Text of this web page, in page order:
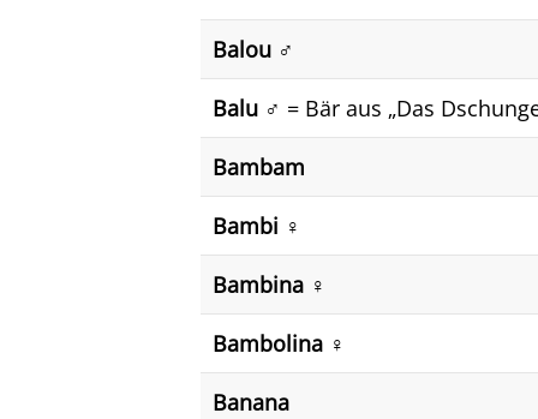
Balou ♂️
Balu ♂️ = Bär aus „Das
Bambam
Bambi ♀️
Bambina ♀️
Bambolina ♀️
Banana